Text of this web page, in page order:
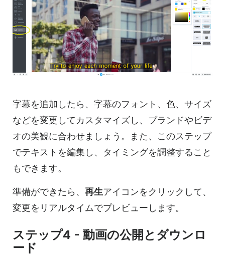
字幕を追加したら、字幕のフォント、色、サイズ
などを変更してカスタマイズし、ブランドやビデ
オの美観に合わせましょう。また、このステップ
でテキストを編集し、タイミングを調整すること
もできます。
準備ができたら、 再生アイコンをクリックして、
変更をリアルタイムでプレビューします。
ステップ4 - 動画の公開とダウンロ
ード